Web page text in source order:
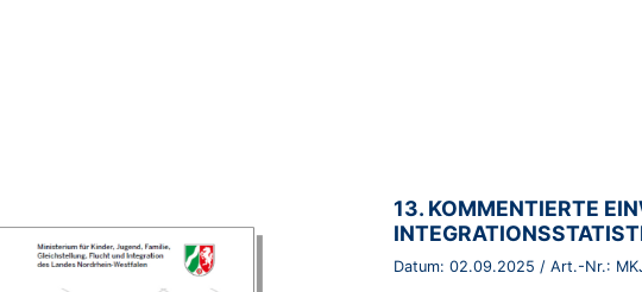
BROSCHÜRE:
13. KOMMENTIERTE
Datum: 02.09.2025 / Art.-Nr.: